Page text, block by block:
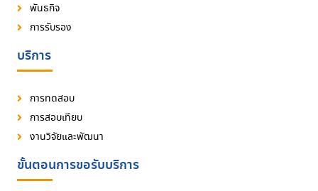
พันธกิจ
การรับรอง
บริการ
การทดสอบ
การสอบเทียบ
งานวิจัยและพัฒนา
ขั้นตอนการขอรับบริการ